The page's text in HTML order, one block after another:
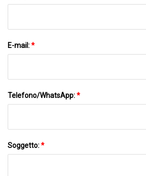
E-mail:*
Telefono/WhatsApp:*
Soggetto:*